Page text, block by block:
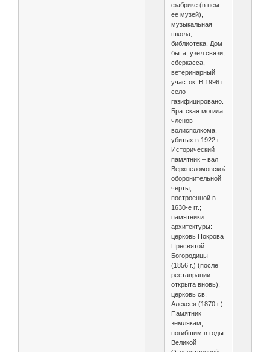
фабрике (в нем
ее музей),
музыкальная
школа,
библиотека, Дом
быта, узел связи,
сберкасса,
ветеринарный
участок. В 1996 г.
село
газифицировано.
Братская могила
членов
волисполкома,
убитых в 1922 г.
Исторический
памятник – вал
Верхнеломовской
оборонительной
черты,
построенной в
1630-е гг.;
памятники
архитектуры:
церковь Покрова
Пресвятой
Богородицы
(1856 г.) (после
реставрации
открыта вновь),
церковь св.
Алексея (1870 г.).
Памятник
землякам,
погибшим в годы
Великой